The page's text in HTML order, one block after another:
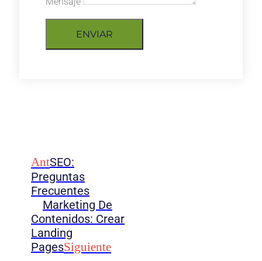
ENVIAR
AntSEO:
Preguntas
Frecuentes
Marketing De
Contenidos: Crear
Landing
PagesSiguiente